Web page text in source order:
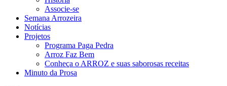
Associe-se
Semana Arrozeira
Notícias
Projetos
Programa Paga Pedra
Arroz Faz Bem
Conheça o ARROZ e suas saborosas receitas
Minuto da Prosa